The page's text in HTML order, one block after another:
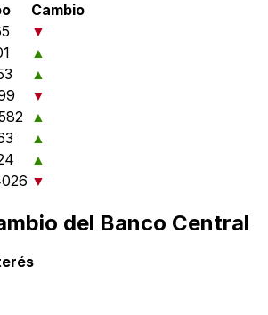
Cambio
▼
▲
▲
▼
▲
▲
▲
▼
del Banco Central